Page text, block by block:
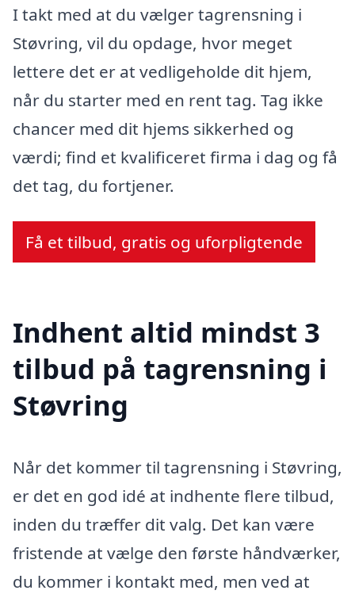
I takt med at du vælger tagrensning i
Støvring, vil du opdage, hvor meget
lettere det er at vedligeholde dit hjem,
når du starter med en rent tag. Tag ikke
chancer med dit hjems sikkerhed og
værdi; find et kvalificeret firma i dag og få
det tag, du fortjener.
Få et tilbud, gratis og uforpligtende
Indhent altid mindst 3
tilbud på tagrensning i
Støvring
Når det kommer til tagrensning i Støvring,
er det en god idé at indhente flere tilbud,
inden du træffer dit valg. Det kan være
fristende at vælge den første håndværker,
du kommer i kontakt med, men ved at